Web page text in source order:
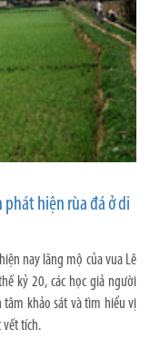
phát hiện rùa đá ở di
nay lăng mộ của vua Lê
kỷ 20, các học giả người
tâm khảo sát và tìm hiểu vị
vết tích.